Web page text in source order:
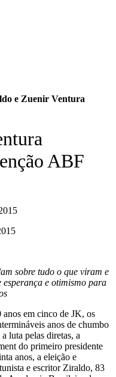
e Zuenir Ventura
ABF
sobre tudo o que viram e
esperança e otimismo para
anos em cinco de JK, os
anos de chumbo
luta pelas diretas, a
do primeiro presidente
anos, a eleição e
e escritor Ziraldo, 83